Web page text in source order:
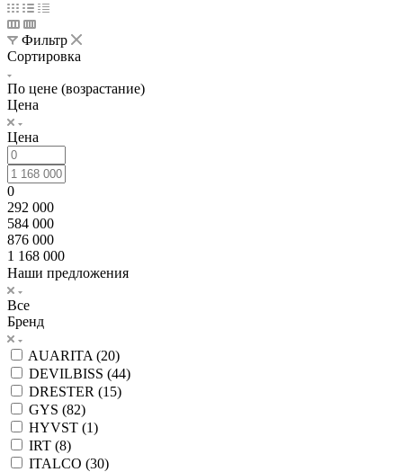
Фильтр
Сортировка
По цене (возрастание)
Цена
Цена
0
292 000
584 000
876 000
1 168 000
Наши предложения
Все
Бренд
AUARITA (20)
DEVILBISS (44)
DRESTER (15)
GYS (82)
HYVST (1)
IRT (8)
ITALCO (30)